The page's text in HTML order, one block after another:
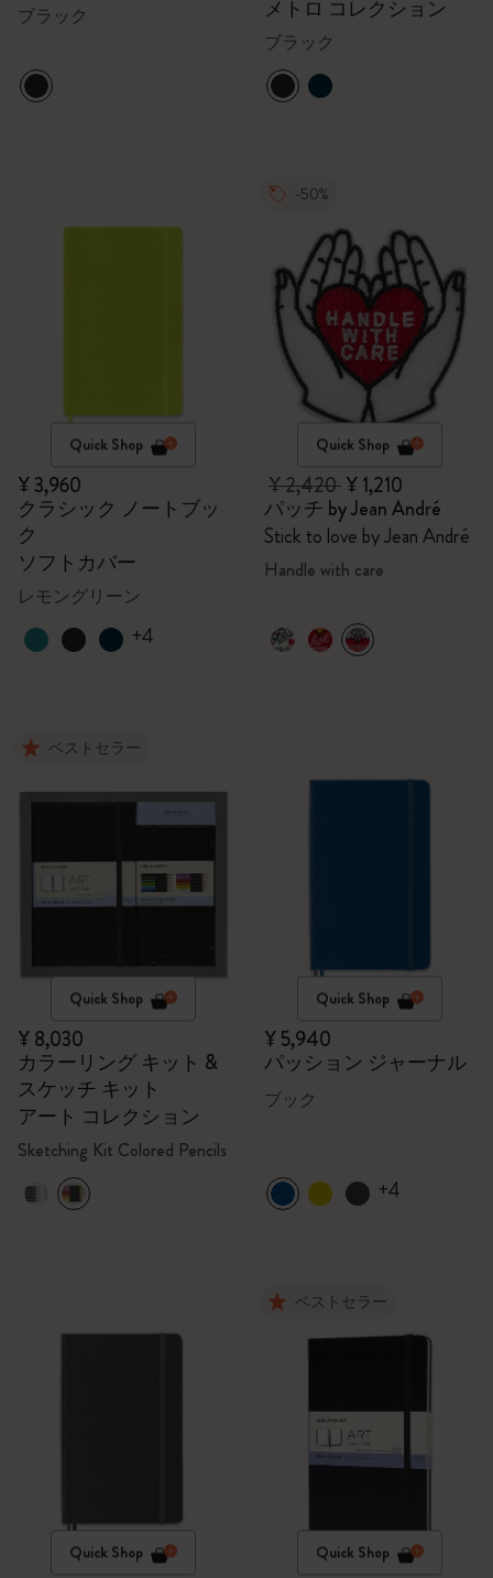
ブラック
バイス バック - 15イン
チ
メトロ コレクション
ブラック
Quick Shop
¥ 3,960
クラシック ノートブッ
ク
ソフトカバー
レモングリーン
+4
-50%
Quick Shop
¥ 2,420¥ 1,210
パッチ by Jean André
Stick to love by Jean André
Handle with care
ベストセラー
Quick Shop
¥ 8,030
カラーリング キット &
スケッチ キット
アート コレクション
Sketching Kit Colored Pencils
Quick Shop
¥ 5,940
パッション ジャーナル
ブック
+4
Quick Shop
ベストセラー
Quick Shop